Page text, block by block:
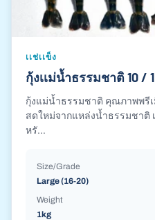
เเช่เเข็ง
กุ้งเเม่น้ำธรรมชาติ 10 /
กุ้งแม่น้ำธรรมชาติ คุณภาพพรีเ
สดใหม่จากแหล่งน้ำธรรมชาติ
หรั...
Size/Grade
Large (16-20)
Weight
1kg